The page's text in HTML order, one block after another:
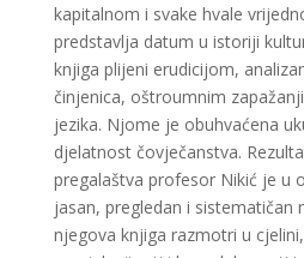
kapitalnom i svake hvale
predstavlјa datum u istoriji
knjiga plijeni erudicijom,
činjenica, oštroumnim
jezika. Nјome je obuhvaćena
djelatnost čovječanstva.
pregalaštva profesor Nikić je u
jasan, pregledan i sistematičan
njegova knjiga razmotri u